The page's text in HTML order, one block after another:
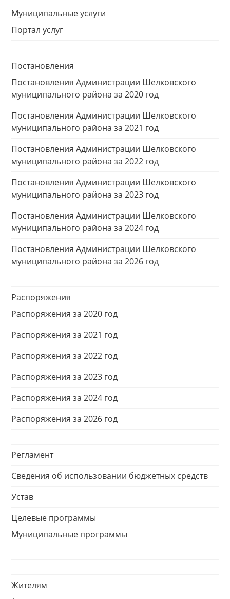
Муниципальные услуги
Портал услуг
Постановления
Постановления Администрации Шелковского
муниципального района за 2020 год
Постановления Администрации Шелковского
муниципального района за 2021 год
Постановления Администрации Шелковского
муниципального района за 2022 год
Постановления Администрации Шелковского
муниципального района за 2023 год
Постановления Администрации Шелковского
муниципального района за 2024 год
Постановления Администрации Шелковского
муниципального района за 2026 год
Распоряжения
Распоряжения за 2020 год
Распоряжения за 2021 год
Распоряжения за 2022 год
Распоряжения за 2023 год
Распоряжения за 2024 год
Распоряжения за 2026 год
Регламент
Сведения об использовании бюджетных средств
Устав
Целевые программы
Муниципальные программы
Жителям